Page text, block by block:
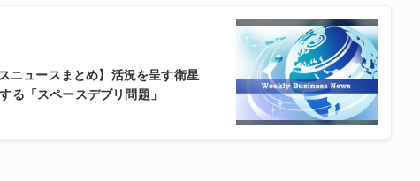
ニュースまとめ】活況を呈す衛星
る「スペースデブリ問題」